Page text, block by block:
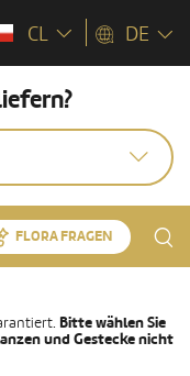
CL DE
FLORA FRAGEN
Bitte wählen Sie
und Gestecke nicht